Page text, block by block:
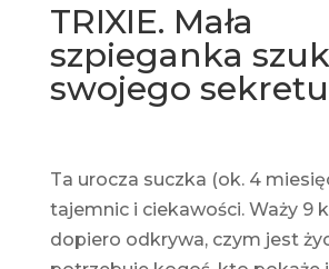
TRIXIE. Mała
szpieganka
swojego
Ta urocza suczka (ok. 4
tajemnic i ciekawości. Waży 9
dopiero odkrywa, czym jest